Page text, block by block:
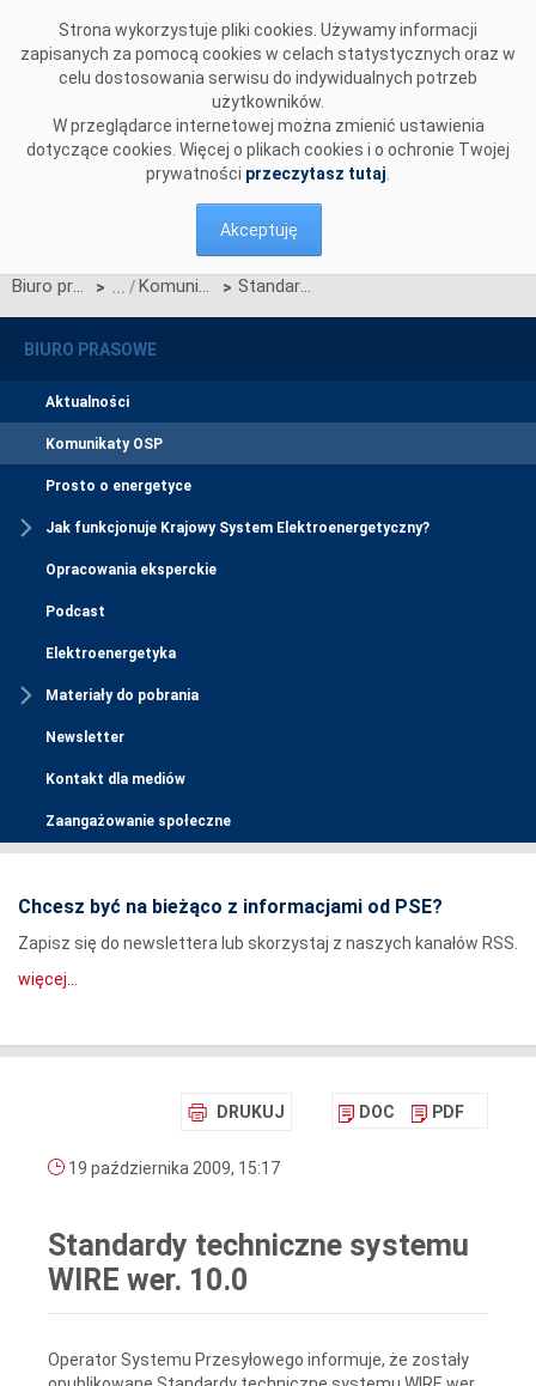
Strona wykorzystuje pliki cookies. Używamy informacji
zapisanych za pomocą cookies w celach statystycznych oraz w
celu dostosowania serwisu do indywidualnych potrzeb
użytkowników.
W przeglądarce internetowej można zmienić ustawienia
dotyczące cookies. Więcej o plikach cookies i o ochronie Twojej
prywatności przeczytasz tutaj
Akceptuję
Biuro prasowe > Komunikaty OSP > Standardy techniczne systemu WIRE wer. 10.0
BIURO PRASOWE
Aktualności
Komunikaty OSP
Prosto o energetyce
Jak funkcjonuje Krajowy System Elektroenergetyczny?
Opracowania eksperckie
Podcast
Elektroenergetyka
Materiały do pobrania
Newsletter
Kontakt dla mediów
Zaangażowanie społeczne
Chcesz być na bieżąco z informacjami od PSE?
Zapisz się do newslettera lub skorzystaj z naszych kanałów RSS.
więcej...
DRUKUJ DOC PDF
19 października 2009, 15:17
Standardy techniczne systemu
WIRE wer. 10.0
Operator Systemu Przesyłowego informuje, że zostały